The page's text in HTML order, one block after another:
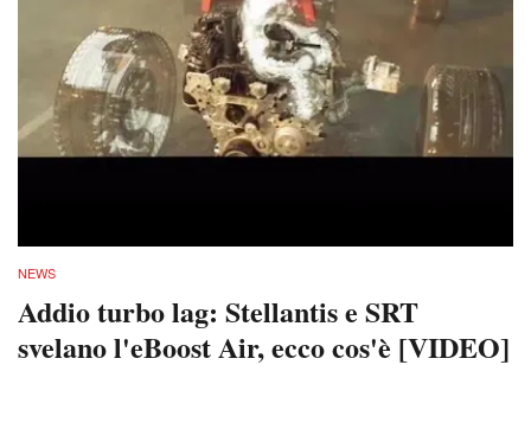
NEWS
Addio turbo lag: Stellantis e SRT
svelano l'eBoost Air, ecco cos'è [VIDEO]